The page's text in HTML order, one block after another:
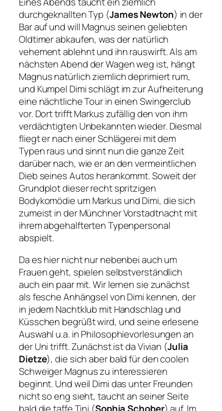
durchgeknallten Typ (James Newton) in der
Bar auf und will Magnus seinen geliebten
Oldtimer abkaufen, was der natürlich
vehement ablehnt und ihn rauswirft. Als am
nächsten Abend der Wagen weg ist, hängt
Magnus natürlich ziemlich deprimiert rum,
und Kumpel Dimi schlägt im zur Aufheiterung
eine nächtliche Tour in einen Swingerclub
vor. Dort trifft Markus zufällig den von ihm
verdächtigten Unbekannten wieder. Diesmal
fliegt er nach einer Schlägerei mit dem
Typen raus und sinnt nun die ganze Zeit
darüber nach, wie er an den vermeintlichen
Dieb seines Autos herankommt. Soweit der
Grundplot dieser recht spritzigen
Bodykomödie um Markus und Dimi, die sich
zumeist in der Münchner Vorstadtnacht mit
ihrem abgehalfterten Typenpersonal
abspielt.
Da es hier nicht nur nebenbei auch um
Frauen geht, spielen selbstverständlich
auch ein paar mit. Wir lernen sie zunächst
als fesche Anhängsel von Dimi kennen, der
in jedem Nachtklub mit Handschlag und
Küsschen begrüßt wird, und seine erlesene
Auswahl u.a. in Philosophievorlesungen an
der Uni trifft. Zunächst ist da Vivian (Julia
Dietze), die sich aber bald für den coolen
Schweiger Magnus zu interessieren
beginnt. Und weil Dimi das unter Freunden
nicht so eng sieht, taucht an seiner Seite